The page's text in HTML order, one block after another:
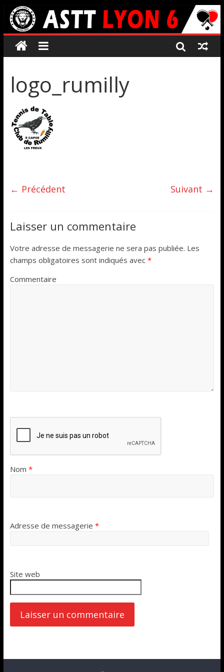
logo_rumilly
← Précédent Suivant →
Laisser un commentaire
Votre adresse de messagerie ne sera pas publiée. Les
champs obligatoires sont indiqués avec *
Commentaire
Nom *
Adresse de messagerie *
Site web